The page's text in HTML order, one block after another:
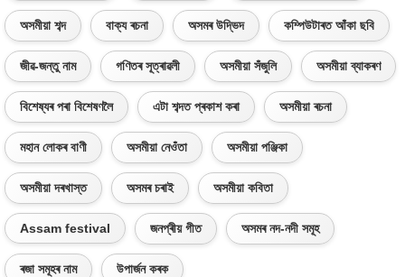
অসমীয়া শব্দ বাক্য ৰচনা অসমৰ উদ্ভিদ কম্পিউটাৰত আঁকা ছবি
জীৱ-জন্তু নাম গণিতৰ সূত্ৰাৱলী অসমীয়া সঁজুলি অসমীয়া ব্যাকৰণ
বিশেষ্যৰ পৰা বিশেষণলৈ এটা শব্দত প্ৰকাশ কৰা অসমীয়া ৰচনা
মহান লোকৰ বাণী অসমীয়া নেওঁতা অসমীয়া পঞ্জিকা
অসমীয়া দৰখাস্ত অসমৰ চৰাই অসমীয়া কবিতা
Assam festival জনপ্ৰীয় গীত অসমৰ নদ-নদী সমূহ
ৰজা সমূহৰ নাম উপাৰ্জন কৰক